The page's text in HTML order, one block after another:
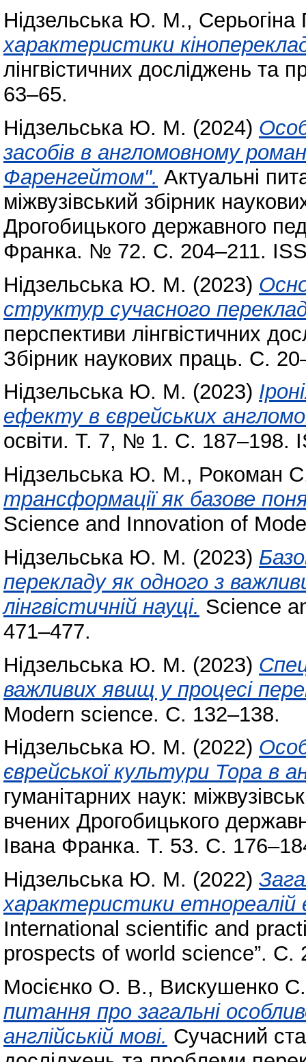
Нідзельська Ю. М., Серьогіна
характеристики
лінгвістичних досліджень
63–65.
Нідзельська Ю. М. (2024)
засобів в англомовному
Фаренгейтом". Актуальні
міжвузівський збірник
Дрогобицького державного
Франка. № 72. С. 204–211.
Нідзельська Ю. М. (2023)
структур сучасного
перспективи лінгвістичних
Збірник наукових праць. С.
Нідзельська Ю. М. (2023)
ефекту в єврейських
освіти. Т. 7, № 1. С. 187–198.
Нідзельська Ю. М., Рокоман
трансформації як базове
Science and Innovation of
Нідзельська Ю. М. (2023)
перекладу як одного з
лінгвістичній науці. Science
471–477.
Нідзельська Ю. М. (2023)
важливих явищ у процесі
Modern science. С. 132–138.
Нідзельська Ю. М. (2022)
єврейської культури Тора в
гуманітарних наук:
вчених Дрогобицького
Івана Франка. Т. 53. С.
Нідзельська Ю. М. (2022)
характеристики етнореалій
International scientific and
prospects of world science”. С.
Мосієнко О. В., Вискушенко
питання про загальні
англійській мові. Сучасний